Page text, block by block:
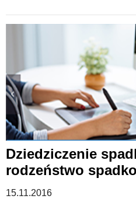
Dziedziczenie
rodzeństwo
15.11.2016